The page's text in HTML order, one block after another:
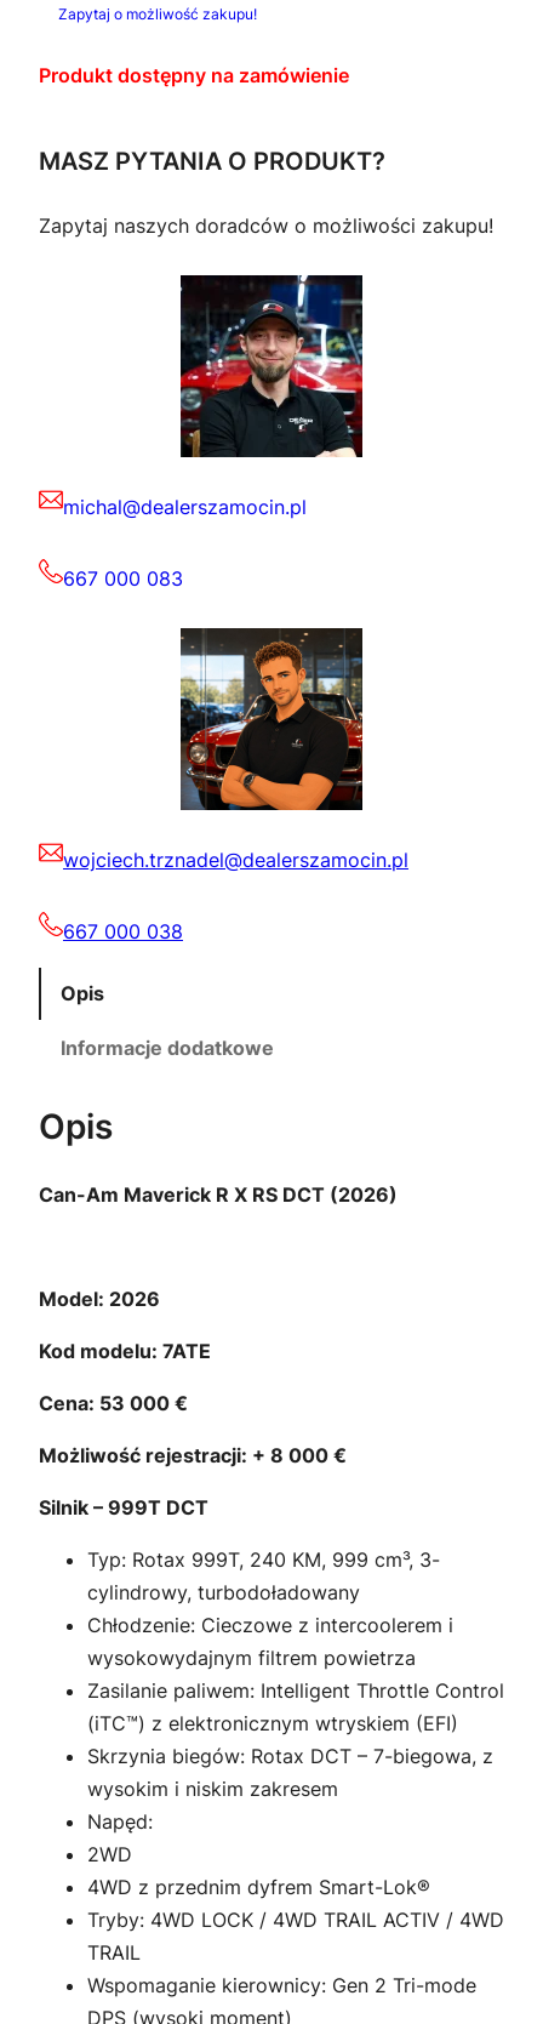
Zapytaj o możliwość zakupu!
Produkt dostępny na zamówienie
MASZ PYTANIA O PRODUKT?
Zapytaj naszych doradców o możliwości zakupu!
michal@dealerszamocin.pl
667 000 083
wojciech.trznadel@dealerszamocin.pl
667 000 038
Opis
Informacje dodatkowe
Opis
Can-Am Maverick R X RS DCT (2026)
Model: 2026
Kod modelu: 7ATE
Cena: 53 000 €
Możliwość rejestracji: + 8 000 €
Silnik – 999T DCT
Typ: Rotax 999T, 240 KM, 999 cm³, 3-
cylindrowy, turbodoładowany
Chłodzenie: Cieczowe z intercoolerem i
wysokowydajnym filtrem powietrza
Zasilanie paliwem: Intelligent Throttle Control
(iTC™) z elektronicznym wtryskiem (EFI)
Skrzynia biegów: Rotax DCT – 7-biegowa, z
wysokim i niskim zakresem
Napęd:
2WD
4WD z przednim dyfrem Smart-Lok®
Tryby: 4WD LOCK / 4WD TRAIL ACTIV / 4WD
TRAIL
Wspomaganie kierownicy: Gen 2 Tri-mode
DPS (wysoki moment)